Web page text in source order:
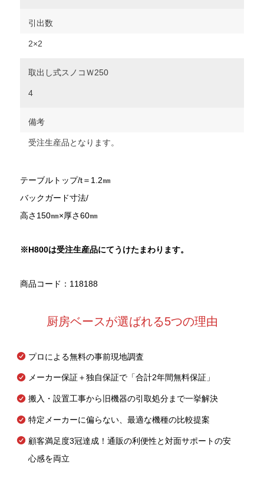
引出数
2×2
取出し式スノコＷ250
4
備考
受注生産品となります。
テーブルトップ/t＝1.2㎜
バックガード寸法/
高さ150㎜×厚さ60㎜
※H800は受注生産品にてうけたまわります。
商品コード：118188
厨房ベースが選ばれる5つの理由
プロによる無料の事前現地調査
メーカー保証＋独自保証で「合計2年間無料保証」
搬入・設置工事から旧機器の引取処分まで一挙解決
特定メーカーに偏らない、最適な機種の比較提案
顧客満足度3冠達成！通販の利便性と対面サポートの安
心感を両立